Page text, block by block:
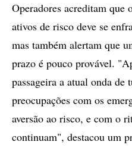
Operadores acreditam que
ativos de risco deve se
mas também alertam que
prazo é pouco provável.
passageira a atual onda de
preocupações com os
aversão ao risco, e com o
continuam", destacou um